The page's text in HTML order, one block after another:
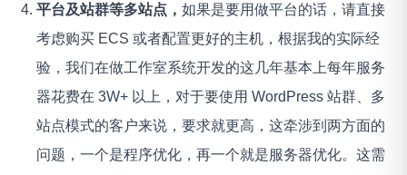
平台及站群等多站点， 如果是要用做平台的话，请直接
考虑购买 ECS 或者配置更好的主机，根据我的实际经
验，我们在做工作室系统开发的这几年基本上每年服务
器花费在 3W+ 以上，对于要使用 WordPress 站群、多
站点模式的客户来说，要求就更高，这牵涉到两方面的
问题，一个是程序优化，再一个就是服务器优化。这需